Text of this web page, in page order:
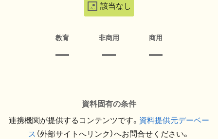
該当なし
教育 非商用 商用
資料固有の条件
連携機関が提供するコンテンツです。 資料提供元デーベー
ス （外部サイトへリンク）へお問合せください。